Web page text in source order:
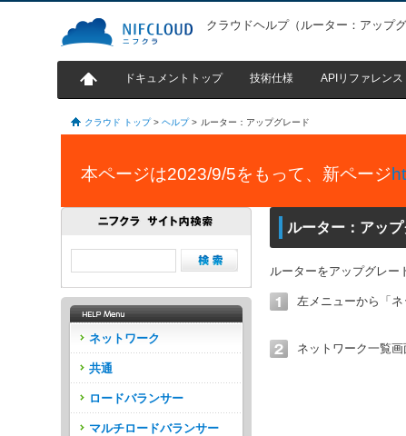
クラウドヘルプ（ルーター：アップグ
ドキュメントトップ 技術仕様 APIリファレンス
クラウド トップ > ヘルプ > ルーター：アップグレード
本ページは2023/9/5をもって、新ページ
ルーター：アッ
ルーターをアップグレー
左メニューから「
ネットワーク一覧
ネットワーク
共通
ロードバランサー
マルチロードバランサー